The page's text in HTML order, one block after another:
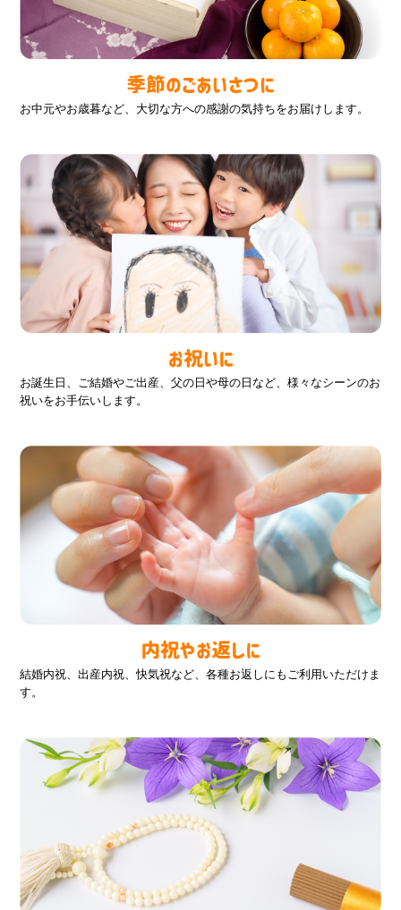
お中元やお歳暮など、大切な方への感謝の気持ちをお届けします。
お誕生日、ご結婚やご出産、父の日や母の日など、様々なシーンのお
祝いをお手伝いします。
結婚内祝、出産内祝、快気祝など、各種お返しにもご利用いただけま
す。